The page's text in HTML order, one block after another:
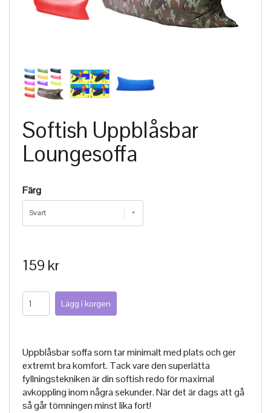
Softish Uppblåsbar
Loungesoffa
Färg
Svart
159 kr
Uppblåsbar soffa som tar minimalt med plats och ger
extremt bra komfort. Tack vare den superlätta
fyllningstekniken är din softish redo för maximal
avkoppling inom några sekunder. När det är dags att gå
så går tömningen minst lika fort!